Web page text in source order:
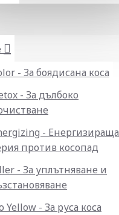
- За боядисана коса
- За дълбоко
- Енергизираща
против косопад
- За уплътняване и
Yellow - За руса коса